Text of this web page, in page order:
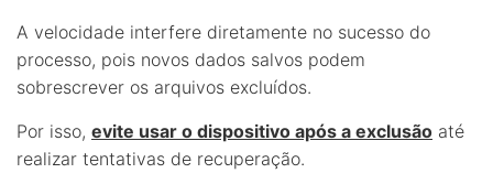
A velocidade interfere diretamente no sucesso do
processo, pois novos dados salvos podem
sobrescrever os arquivos excluídos.
Por isso, evite usar o dispositivo após a exclusão até
realizar tentativas de recuperação.